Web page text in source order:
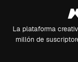
La plataforma
millón de